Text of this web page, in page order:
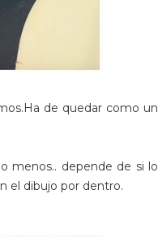
de quedar como un
menos.. depende de si lo
el dibujo por dentro.